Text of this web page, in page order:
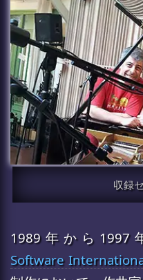
収録
1989年から1997
Software